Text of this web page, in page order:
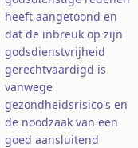
heeft aangetoond en
dat de inbreuk op zijn
godsdienstvrijheid
gerechtvaardigd is
vanwege
gezondheidsrisico's en
de noodzaak van een
goed aansluitend